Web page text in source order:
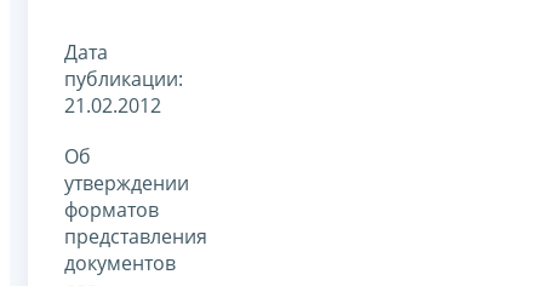
Дата
публикации:
21.02.2012
Об
утверждении
форматов
представления
документов